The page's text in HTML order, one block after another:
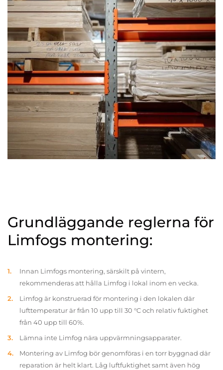
Grundläggande reglerna för
Limfogs montering:
Innan Limfogs montering, särskilt på vintern,
rekommenderas att hålla Limfog i lokal inom en vecka.
Limfog är konstruerad för montering i den lokalen där
lufttemperatur är från 10 upp till 30 °C och relativ fuktighet
från 40 upp till 60%.
Lämna inte Limfog nära uppvärmningsapparater.
Montering av Limfog bör genomföras i en torr byggnad där
reparation är helt klart. Låg luftfuktighet samt även hög